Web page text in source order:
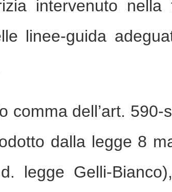
intervenuto nella
linee-guida
comma dell’art. 590-
dalla legge 8
legge Gelli-